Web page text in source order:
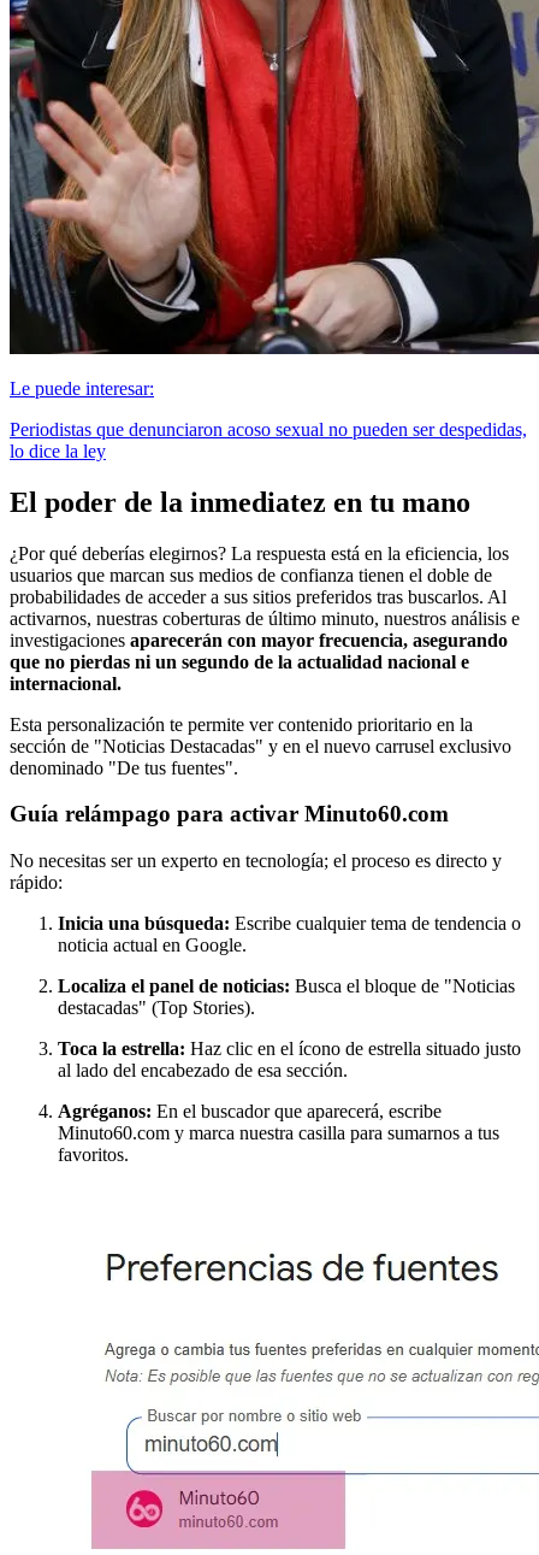
Le puede interesar:
Periodistas que denunciaron acoso sexual no pueden ser despedidas,
lo dice la ley
El poder de la inmediatez en tu mano
¿Por qué deberías elegirnos? La respuesta está en la eficiencia, los
usuarios que marcan sus medios de confianza tienen el doble de
probabilidades de acceder a sus sitios preferidos tras buscarlos. Al
activarnos, nuestras coberturas de último minuto, nuestros análisis e
investigaciones aparecerán con mayor frecuencia, asegurando
que no pierdas ni un segundo de la actualidad nacional e
internacional.
Esta personalización te permite ver contenido prioritario en la
sección de "Noticias Destacadas" y en el nuevo carrusel exclusivo
denominado "De tus fuentes".
Guía relámpago para activar Minuto60.com
No necesitas ser un experto en tecnología; el proceso es directo y
rápido:
Inicia una búsqueda: Escribe cualquier tema de tendencia o
noticia actual en Google.
Localiza el panel de noticias: Busca el bloque de "Noticias
destacadas" (Top Stories).
Toca la estrella: Haz clic en el ícono de estrella situado justo
al lado del encabezado de esa sección.
Agréganos: En el buscador que aparecerá, escribe
Minuto60.com y marca nuestra casilla para sumarnos a tus
favoritos.